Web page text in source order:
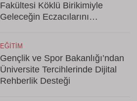
Fakültesi Köklü Birikimiyle
Geleceğin Eczacılarını
EĞITIM
Gençlik ve Spor Bakanlığı’ndan
Üniversite Tercihlerinde Dijital
Rehberlik Desteği